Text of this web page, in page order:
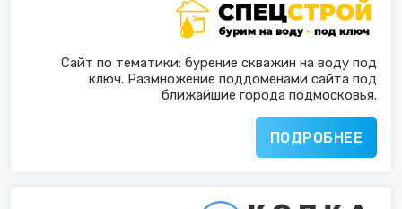
Сайт по тематики: бурение скважин на воду под
ключ. Размножение поддоменами сайта под
ближайшие города подмосковья.
ПОДРОБНЕЕ